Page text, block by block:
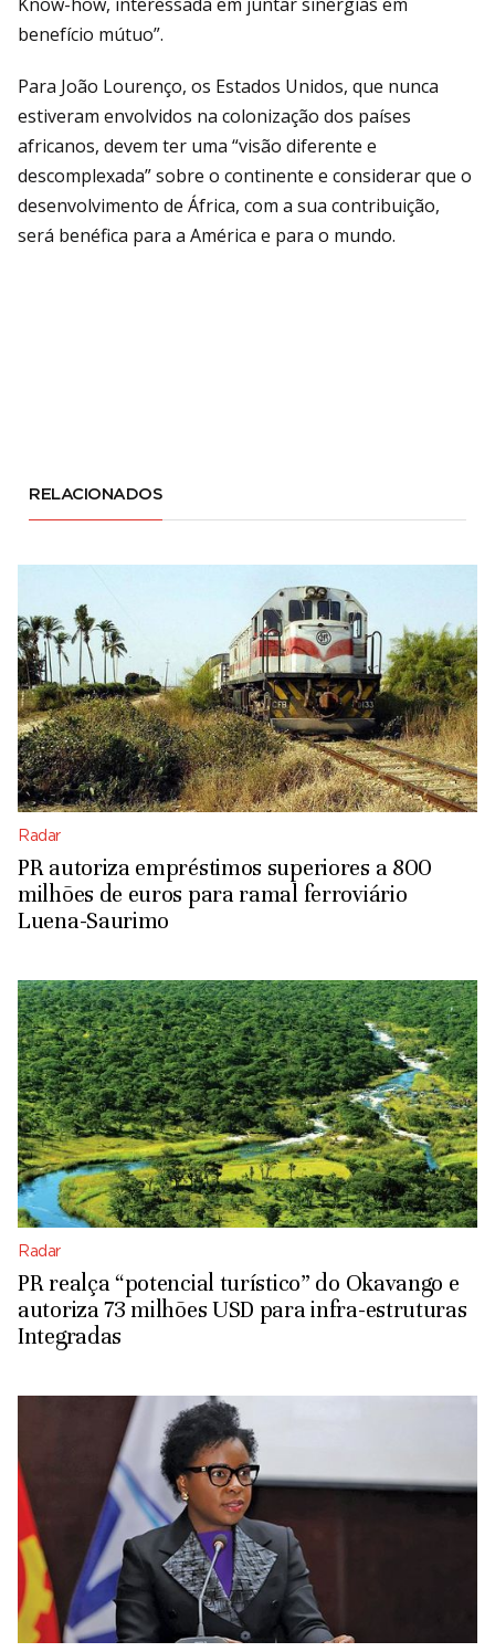
benefício mútuo”.
Para João Lourenço, os Estados Unidos, que nunca
estiveram envolvidos na colonização dos países
africanos, devem ter uma “visão diferente e
descomplexada” sobre o continente e considerar que o
desenvolvimento de África, com a sua contribuição,
será benéfica para a América e para o mundo.
RELACIONADOS
Radar
PR autoriza empréstimos superiores a 800
milhões de euros para ramal ferroviário
Luena-Saurimo
Radar
PR realça “potencial turístico” do Okavango e
autoriza 73 milhões USD para infra-estruturas
Integradas